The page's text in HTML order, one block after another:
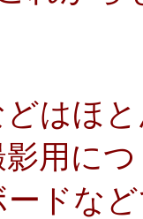
はほ
用に
ードな